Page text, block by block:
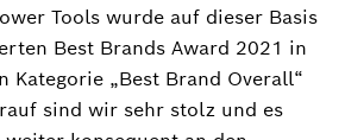
Tools wurde auf dieser Basis
Best Brands Award 2021 in
Kategorie „Best Brand Overall“
sind wir sehr stolz und es